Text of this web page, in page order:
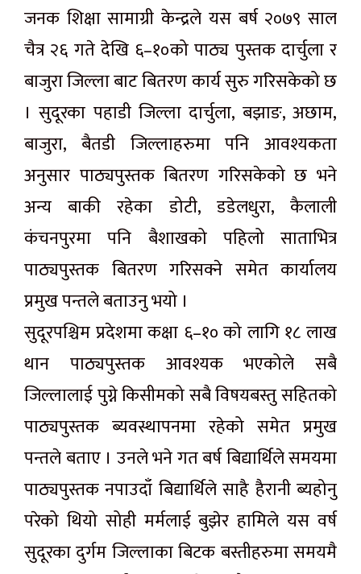
जनक शिक्षा सामाग्री केन्द्रले यस बर्ष २०७९ साल
चैत्र २६ गते देखि ६–१०को पाठ्य पुस्तक दार्चुला र
बाजुरा जिल्ला बाट बितरण कार्य सुरु गरिसकेको छ
। सुदूरका पहाडी जिल्ला दार्चुला, बझाङ, अछाम,
बाजुरा, बैतडी जिल्लाहरुमा पनि आवश्यकता
अनुसार पाठ्यपुस्तक बितरण गरिसकेको छ भने
अन्य बाकी रहेका डोटी, डडेलधुरा, कैलाली
कंचनपुरमा पनि बैशाखको पहिलो साताभित्र
पाठ्यपुस्तक बितरण गरिसक्ने समेत कार्यालय
प्रमुख पन्तले बताउनु भयो ।
सुदूरपश्चिम प्रदेशमा कक्षा ६–१० को लागि १८ लाख
थान पाठ्यपुस्तक आवश्यक भएकोले सबै
जिल्लालाई पुग्ने किसीमको सबै विषयबस्तु सहितको
पाठ्यपुस्तक ब्यवस्थापनमा रहेको समेत प्रमुख
पन्तले बताए । उनले भने गत बर्ष बिद्यार्थिले समयमा
पाठ्यपुस्तक नपाउदाँ बिद्यार्थिले साहै हैरानी ब्यहोनु
परेको थियो सोही मर्मलाई बुझेर हामिले यस वर्ष
सुदूरका दुर्गम जिल्लाका बिटक बस्तीहरुमा समयमै